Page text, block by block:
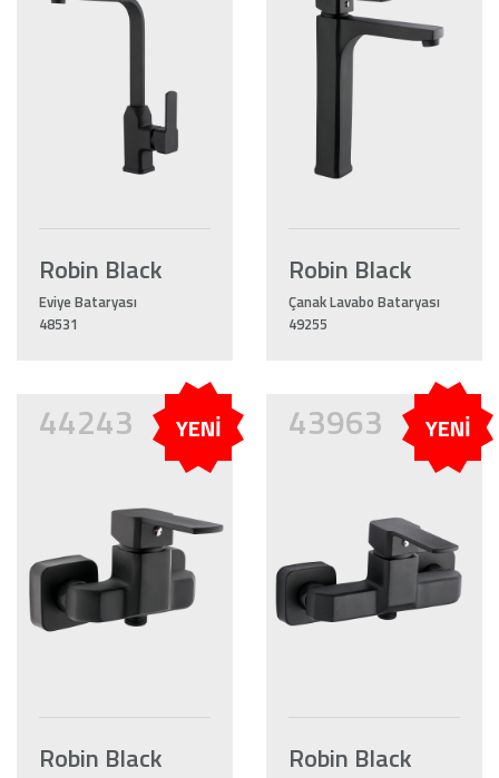
Robin Black
Eviye Bataryası
48531
Robin Black
Çanak Lavabo Bataryası
49255
44243 YENİ
Robin Black
43963 YENİ
Robin Black